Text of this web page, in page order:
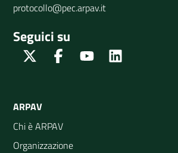
protocollo@pec.arpav.it
Seguici su
Twitter FacebookYoutube
ARPAV
Chi è ARPAV
Organizzazione